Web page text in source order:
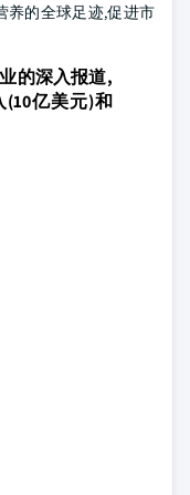
养的全球足迹,促进市
的深入报道,
(10亿美元)和